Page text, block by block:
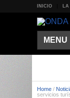
INICIO LA
MENU
Home /
servicios